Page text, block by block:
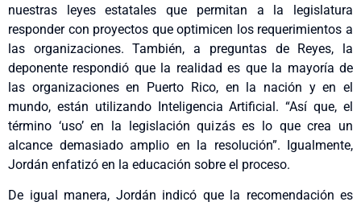
nuestras leyes estatales que permitan a la legislatura
responder con proyectos que optimicen los requerimientos a
las organizaciones. También, a preguntas de Reyes, la
deponente respondió que la realidad es que la mayoría de
las organizaciones en Puerto Rico, en la nación y en el
mundo, están utilizando Inteligencia Artificial. “Así que, el
término ‘uso’ en la legislación quizás es lo que crea un
alcance demasiado amplio en la resolución”. Igualmente,
Jordán enfatizó en la educación sobre el proceso.
De igual manera, Jordán indicó que la recomendación es